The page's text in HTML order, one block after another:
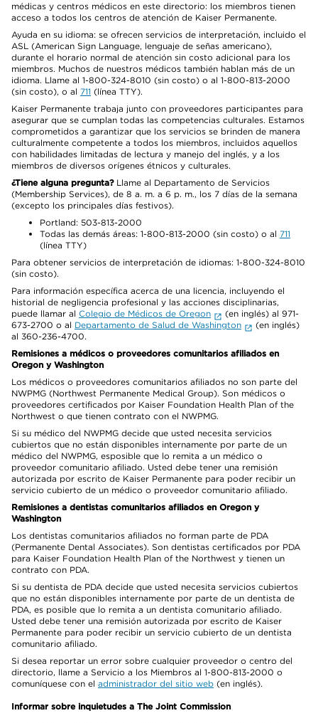
médicas y centros médicos en este directorio: los miembros tienen
acceso a todos los centros de atención de Kaiser Permanente.
Ayuda en su idioma: se ofrecen servicios de interpretación, incluido el
ASL (American Sign Language, lenguaje de señas americano),
durante el horario normal de atención sin costo adicional para los
miembros. Muchos de nuestros médicos también hablan más de un
idioma. Llame al 1-800-324-8010 (sin costo) o al 1-800-813-2000
(sin costo), o al 711 (línea TTY).
Kaiser Permanente trabaja junto con proveedores participantes para
asegurar que se cumplan todas las competencias culturales. Estamos
comprometidos a garantizar que los servicios se brinden de manera
culturalmente competente a todos los miembros, incluidos aquellos
con habilidades limitadas de lectura y manejo del inglés, y a los
miembros de diversos orígenes étnicos y culturales.
¿Tiene alguna pregunta?Llame al Departamento de Servicios
(Membership Services), de 8 a. m. a 6 p. m., los 7 días de la semana
(excepto los principales días festivos).
Portland: 503-813-2000
Todas las demás áreas: 1-800-813-2000 (sin costo) o al 711
(línea TTY)
Para obtener servicios de interpretación de idiomas: 1-800-324-8010
(sin costo).
Para información específica acerca de una licencia, incluyendo el
historial de negligencia profesional y las acciones disciplinarias,
puede llamar al Colegio de Médicos de Oregon
(en inglés) al 971-
673-2700 o al Departamento de Salud de Washington
(en inglés)
al 360-236-4700.
Remisiones a médicos o proveedores comunitarios afiliados en
Oregon y Washington
Los médicos o proveedores comunitarios afiliados no son parte del
NWPMG (Northwest Permanente Medical Group). Son médicos o
proveedores certificados por Kaiser Foundation Health Plan of the
Northwest o que tienen contrato con el NWPMG.
Si su médico del NWPMG decide que usted necesita servicios
cubiertos que no están disponibles internamente por parte de un
médico del NWPMG, esposible que lo remita a un médico o
proveedor comunitario afiliado. Usted debe tener una remisión
autorizada por escrito de Kaiser Permanente para poder recibir un
servicio cubierto de un médico o proveedor comunitario afiliado.
Remisiones a dentistas comunitarios afiliados en Oregon y
Washington
Los dentistas comunitarios afiliados no forman parte de PDA
(Permanente Dental Associates). Son dentistas certificados por PDA
para Kaiser Foundation Health Plan of the Northwest y tienen un
contrato con PDA.
Si su dentista de PDA decide que usted necesita servicios cubiertos
que no están disponibles internamente por parte de un dentista de
PDA, es posible que lo remita a un dentista comunitario afiliado.
Usted debe tener una remisión autorizada por escrito de Kaiser
Permanente para poder recibir un servicio cubierto de un dentista
comunitario afiliado.
Si desea reportar un error sobre cualquier proveedor o centro del
directorio, llame a Servicio a los Miembros al 1-800-813-2000 o
comuníquese con el administrador del sitio web (en inglés).
Informar sobre inquietudes a The Joint Commission